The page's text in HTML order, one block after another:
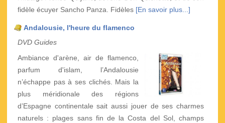
fidèle écuyer Sancho Panza. Fidèles [En savoir plus...]
Andalousie, l'heure du flamenco
DVD Guides
Ambiance d'arène, air de flamenco,
parfum d'islam, l’Andalousie
n’échappe pas à ses clichés. Mais la
plus méridionale des régions
d’Espagne continentale sait aussi jouer de ses charmes
naturels : plages sans fin de la Costa del Sol, champs